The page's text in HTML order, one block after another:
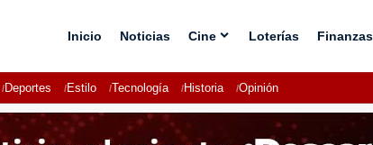
Inicio Noticias Cine Loterías Finanzas
Deportes Estilo Tecnología Historia Opinión